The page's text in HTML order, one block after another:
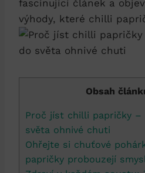
fascinující článek a
výhody, které chilli
Obsah
Proč jíst chilli papričky –
světa ohnivé chuti
Ohřejte si chuťové
papričky probouzejí